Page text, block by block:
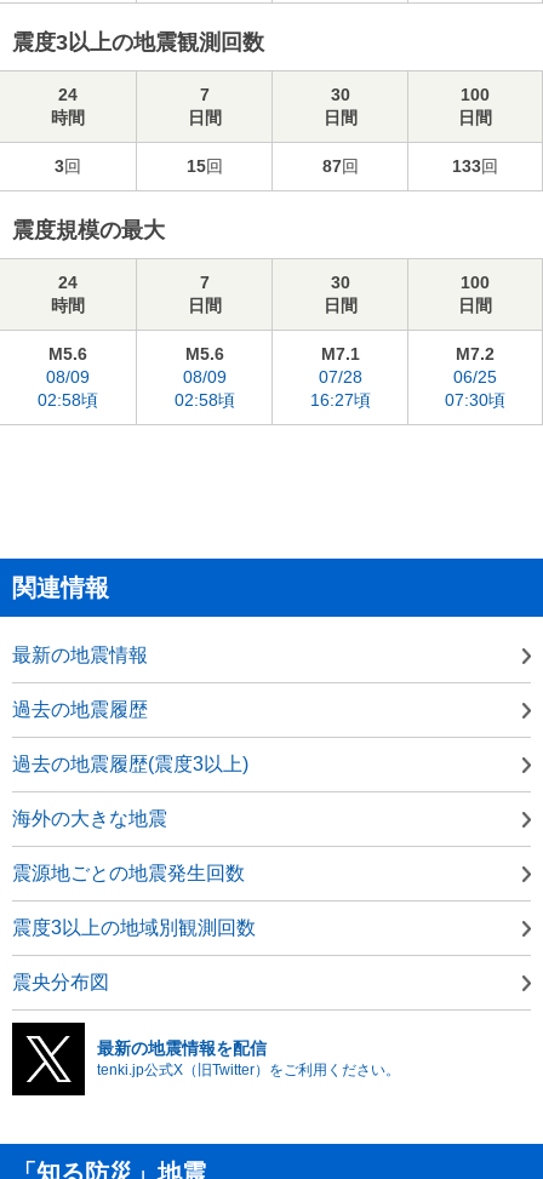
震度3以上の地震観測回数
24
時間
7
日間
30
日間
100
日間
3回 15回 87回 133回
震度規模の最大
24
時間
7
日間
30
日間
100
日間
M5.6
08/09
02:58頃
M5.6
08/09
02:58頃
M7.1
07/28
16:27頃
M7.2
06/25
07:30頃
関連情報
最新の地震情報
過去の地震履歴
過去の地震履歴(震度3以上)
海外の大きな地震
震源地ごとの地震発生回数
震度3以上の地域別観測回数
震央分布図
最新の地震情報を配信
tenki.jp公式X（旧Twitter）をご利用ください。
「知る防災」地震